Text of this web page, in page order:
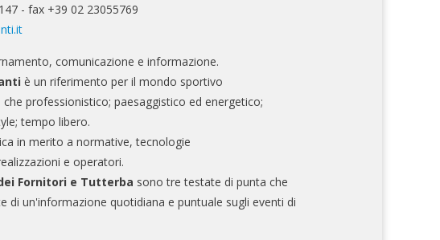
- fax +39 02 23055769
comunicazione e informazione.
è un riferimento per il mondo sportivo
professionistico; paesaggistico ed energetico;
tempo libero.
in merito a normative, tecnologie
e operatori.
Fornitori e Tutterba sono tre testate di punta che
di un'informazione quotidiana e puntuale sugli eventi di